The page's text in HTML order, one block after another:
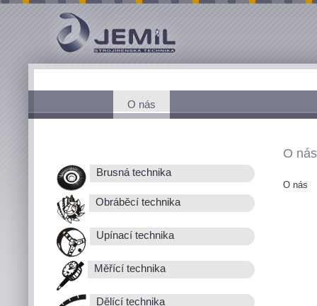
O nás
Brusná technika
Obráběcí technika
Upínací technika
Měřící technika
Dělící technika
O nás
O nás